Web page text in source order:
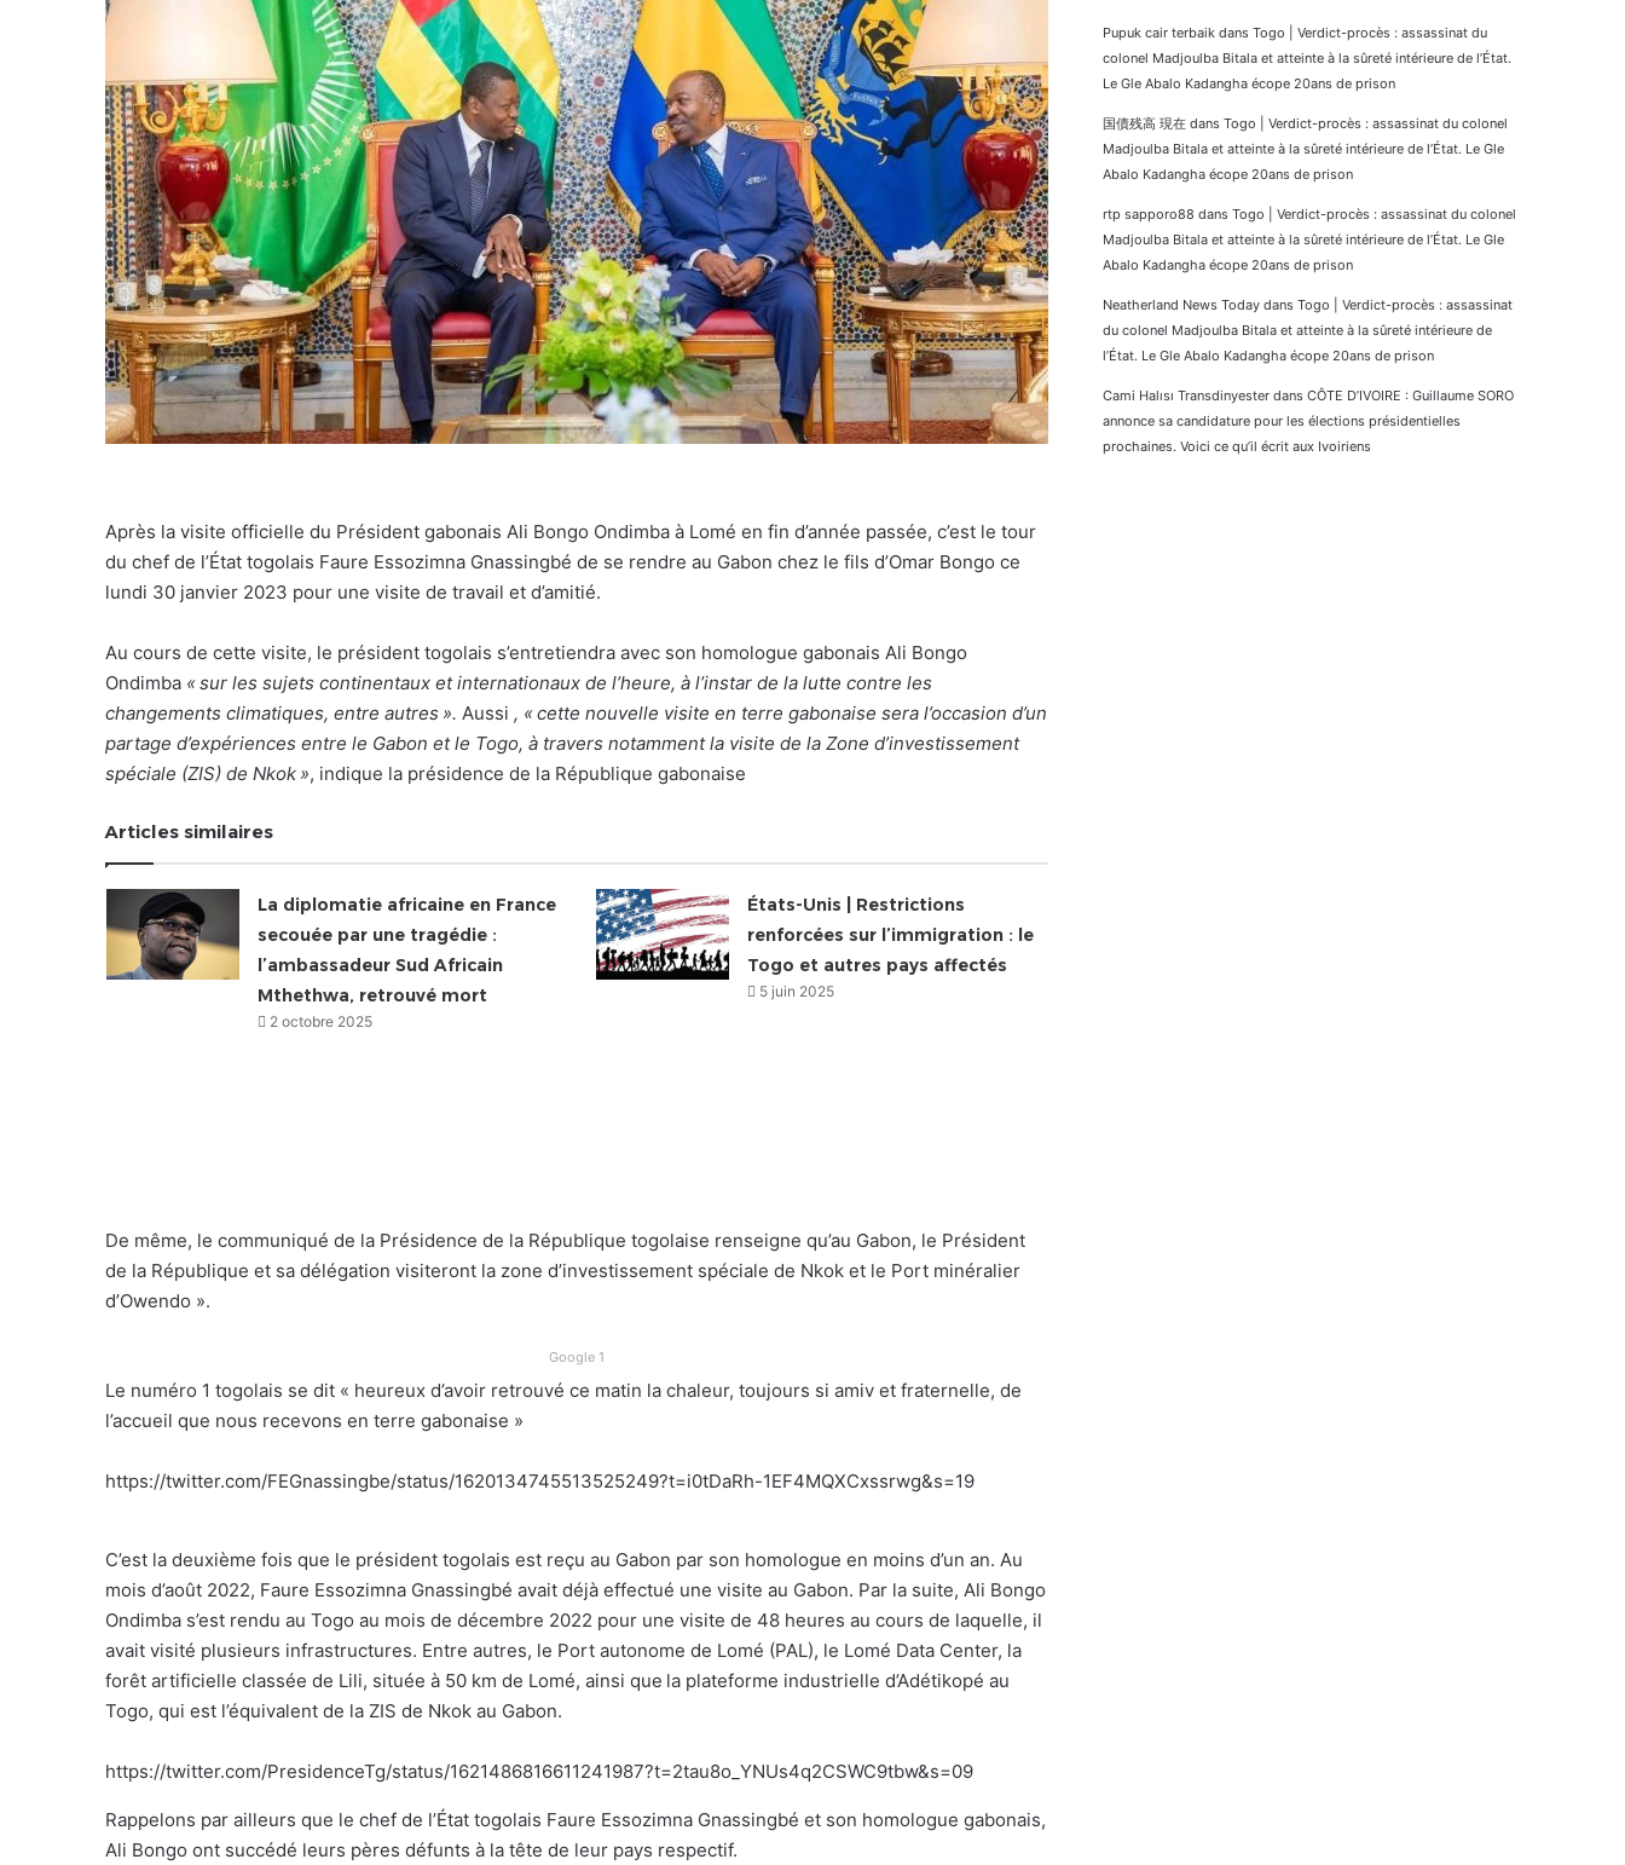
Après la visite officielle du Président gabonais Ali Bongo Ondimba à Lomé en fin d’année passée, c’est le tour
du chef de l’État togolais Faure Essozimna Gnassingbé de se rendre au Gabon chez le fils d’Omar Bongo ce
lundi 30 janvier 2023 pour une visite de travail et d’amitié.
Au cours de cette visite, le président togolais s’entretiendra avec son homologue gabonais Ali Bongo
Ondimba « sur les sujets continentaux et internationaux de l’heure, à l’instar de la lutte contre les
changements climatiques, entre autres ». Aussi , « cette nouvelle visite en terre gabonaise sera l’occasion d’un
partage d’expériences entre le Gabon et le Togo, à travers notamment la visite de la Zone d’investissement
spéciale (ZIS) de Nkok », indique la présidence de la République gabonaise
Articles similaires
La diplomatie africaine en France
secouée par une tragédie :
l’ambassadeur Sud Africain
Mthethwa, retrouvé mort
2 octobre 2025
États-Unis | Restrictions
renforcées sur l’immigration : le
Togo et autres pays affectés
5 juin 2025
De même, le communiqué de la Présidence de la République togolaise renseigne qu’au Gabon, le Président
de la République et sa délégation visiteront la zone d’investissement spéciale de Nkok et le Port minéralier
d’Owendo ».
Google 1
Le numéro 1 togolais se dit « heureux d’avoir retrouvé ce matin la chaleur, toujours si amiv et fraternelle, de
l’accueil que nous recevons en terre gabonaise »
https://twitter.com/FEGnassingbe/status/1620134745513525249?t=i0tDaRh-1EF4MQXCxssrwg&s=19
C’est la deuxième fois que le président togolais est reçu au Gabon par son homologue en moins d’un an. Au
mois d’août 2022, Faure Essozimna Gnassingbé avait déjà effectué une visite au Gabon. Par la suite, Ali Bongo
Ondimba s’est rendu au Togo au mois de décembre 2022 pour une visite de 48 heures au cours de laquelle, il
avait visité plusieurs infrastructures. Entre autres, le Port autonome de Lomé (PAL), le Lomé Data Center, la
forêt artificielle classée de Lili, située à 50 km de Lomé, ainsi que la plateforme industrielle d’Adétikopé au
Togo, qui est l’équivalent de la ZIS de Nkok au Gabon.
https://twitter.com/PresidenceTg/status/1621486816611241987?t=2tau8o_YNUs4q2CSWC9tbw&s=09
Rappelons par ailleurs que le chef de l’État togolais Faure Essozimna Gnassingbé et son homologue gabonais,
Ali Bongo ont succédé leurs pères défunts à la tête de leur pays respectif.
Pupuk cair terbaik dans Togo | Verdict-procès : assassinat du
colonel Madjoulba Bitala et atteinte à la sûreté intérieure de l’État.
Le Gle Abalo Kadangha écope 20ans de prison
国債残高 現在 dans Togo | Verdict-procès : assassinat du colonel
Madjoulba Bitala et atteinte à la sûreté intérieure de l’État. Le Gle
Abalo Kadangha écope 20ans de prison
rtp sapporo88 dans Togo | Verdict-procès : assassinat du colonel
Madjoulba Bitala et atteinte à la sûreté intérieure de l’État. Le Gle
Abalo Kadangha écope 20ans de prison
Neatherland News Today dans Togo | Verdict-procès : assassinat
du colonel Madjoulba Bitala et atteinte à la sûreté intérieure de
l’État. Le Gle Abalo Kadangha écope 20ans de prison
Cami Halısı Transdinyester dans CÔTE D’IVOIRE : Guillaume SORO
annonce sa candidature pour les élections présidentielles
prochaines. Voici ce qu’il écrit aux Ivoiriens